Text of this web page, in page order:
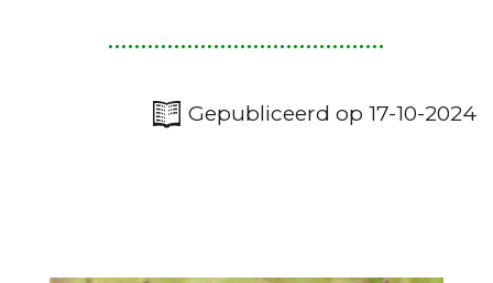
Gepubliceerd op 17-10-2024